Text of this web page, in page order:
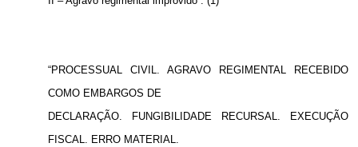
“PROCESSUAL CIVIL. AGRAVO REGIMENTAL RECEBIDO
COMO EMBARGOS DE
DECLARAÇÃO. FUNGIBILIDADE RECURSAL. EXECUÇÃO
FISCAL. ERRO MATERIAL.